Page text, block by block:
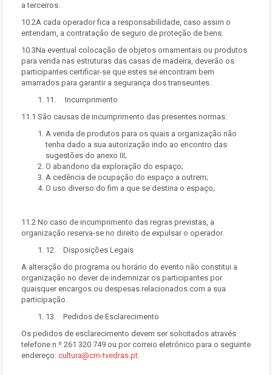
a terceiros.
10.2A cada operador fica a responsabilidade, caso assim o
entendam, a contratação de seguro de proteção de bens.
10.3Na eventual colocação de objetos ornamentais ou produtos
para venda nas estruturas das casas de madeira, deverão os
participantes certificar-se que estes se encontram bem
amarrados para garantir a segurança dos transeuntes.
11. Incumprimento
11.1 São causas de incumprimento das presentes normas:
A venda de produtos para os quais a organização não
tenha dado a sua autorização indo ao encontro das
sugestões do anexo III;
O abandono da exploração do espaço;
A cedência de ocupação do espaço a outrem;
O uso diverso do fim a que se destina o espaço;
11.2 No caso de incumprimento das regras previstas, a
organização reserva-se no direito de expulsar o operador.
12. Disposições Legais
A alteração do programa ou horário do evento não constitui a
organização no dever de indemnizar os participantes por
quaisquer encargos ou despesas relacionados com a sua
participação.
13. Pedidos de Esclarecimento
Os pedidos de esclarecimento devem ser solicitados através
telefone n.º 261 320 749 ou por correio eletrónico para o seguinte
endereço: cultura@cm-tvedras.pt.